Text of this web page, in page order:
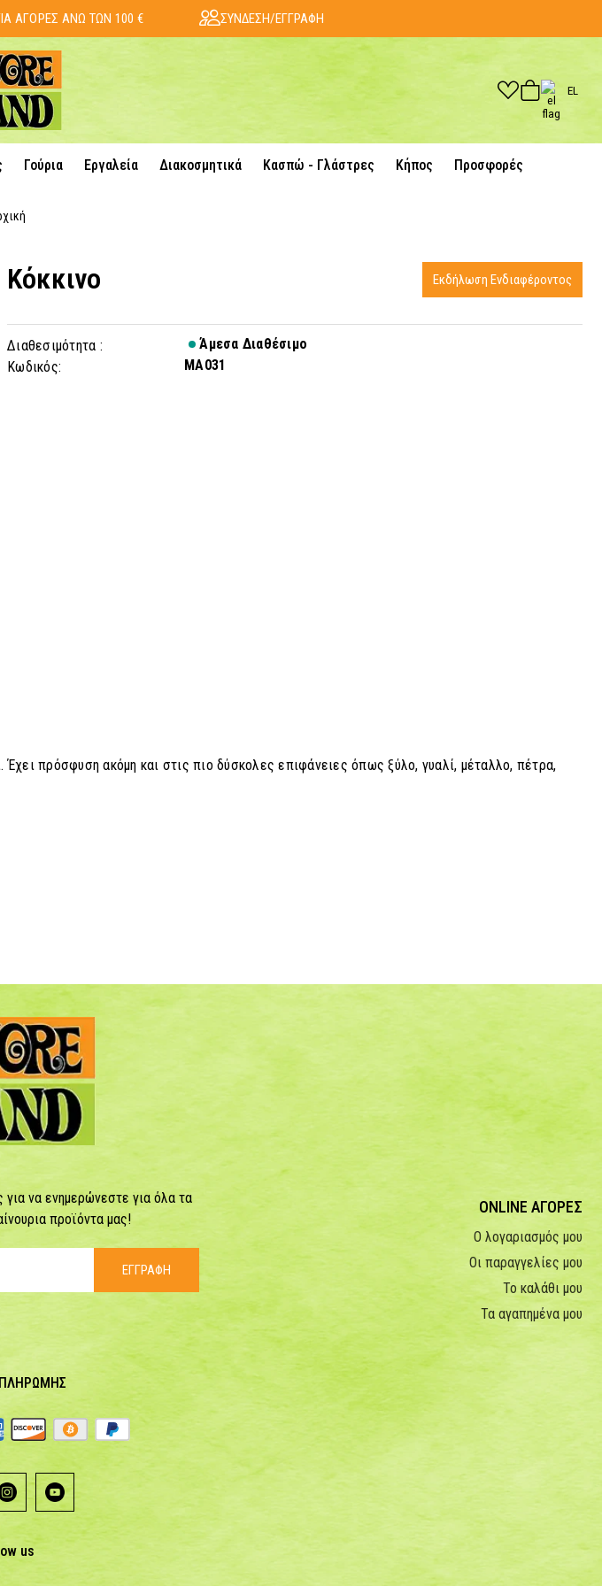
ΑΓΟΡΕΣ ΑΝΩ ΤΩΝ 100 € ΣΥΝΔΕΣΗ/ΕΓΓΡΑΦΗ
EL
Γούρια Εργαλεία Διακοσμητικά Κασπώ - Γλάστρες Κήπος Προσφορές
Κόκκινο
Διαθεσιμότητα :
Άμεσα Διαθέσιμο
Κωδικός:
MA031
πρόσφυση ακόμη και στις πιο δύσκολες επιφάνειες όπως ξύλο, γυαλί, μέταλλο, πέτρα,
Εκδήλωση Ενδιαφέροντος
να ενημερώνεστε για όλα τα
προϊόντα μας!
ΕΓΓΡΑΦΗ
ONLINE ΑΓΟΡΕΣ
Ο λογαριασμός μου
Οι παραγγελίες μου
Το καλάθι μου
Τα αγαπημένα μου
us